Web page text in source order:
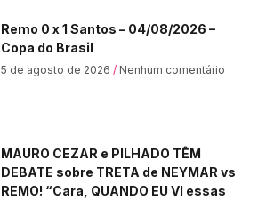
Remo 0 x 1 Santos – 04/08/2026 –
Copa do Brasil
5 de agosto de 2026 Nenhum comentário
MAURO CEZAR e PILHADO TÊM
DEBATE sobre TRETA de NEYMAR vs
REMO! “Cara, QUANDO EU VI essas